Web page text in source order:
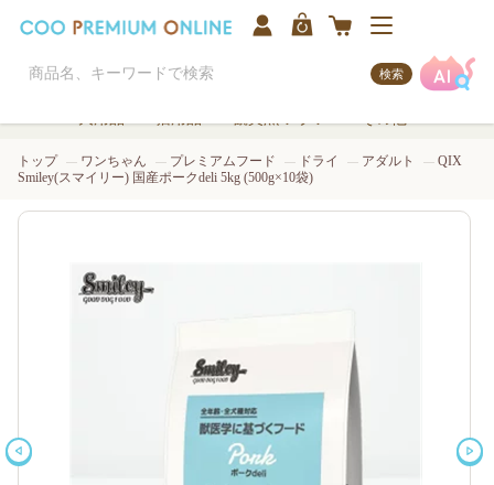
検索
トップ ワンちゃん プレミアムフード ドライ アダルト
QIX
Smiley(スマイリー) 国産ポークdeli 5kg (500g×10袋)